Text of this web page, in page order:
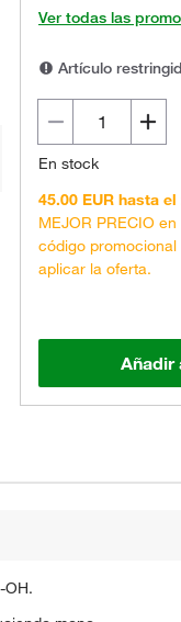
Ver todas las
Artículo
En stock
45.00 EUR hasta
MEJOR PRECIO
código
aplicar la oferta.
Añadir
OH.